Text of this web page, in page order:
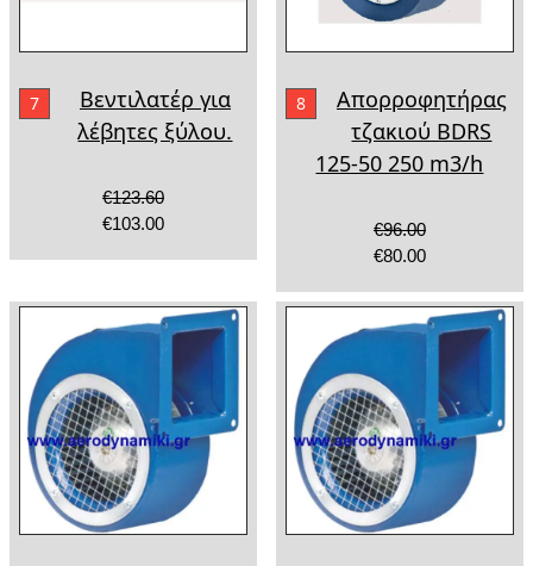
7
Βεντιλατέρ για
λέβητες ξύλου.
€123.60
€103.00
8
Απορροφητήρας
τζακιού BDRS
125-50 250 m3/h
€96.00
€80.00